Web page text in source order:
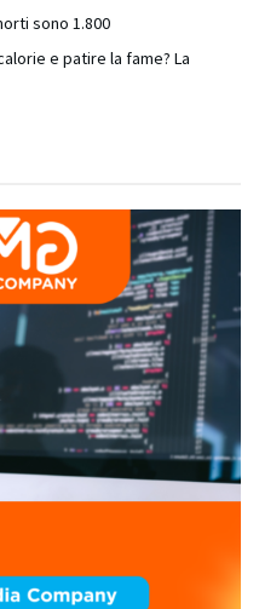
sono 1.800
e patire la fame? La